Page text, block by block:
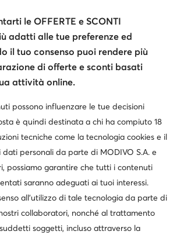
le OFFERTE e SCONTI
adatti alle tue preferenze ed
il tuo consenso puoi rendere più
di offerte e sconti basati
attività online.
possono influenzare le tue decisioni
è quindi destinata a chi ha compiuto 18
tecniche come la tecnologia cookies e il
personali da parte di MODIVO S.A. e
possiamo garantire che tutti i contenuti
saranno adeguati ai tuoi interessi.
all’utilizzo di tale tecnologia da parte di
collaboratori, nonché al trattamento
soggetti, incluso attraverso la